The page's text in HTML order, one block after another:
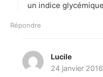
un indice
Répondre
Lucile
i
24 janvier